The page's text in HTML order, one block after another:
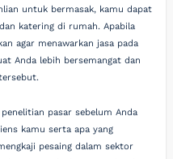
untuk bermasak, kamu dapat
katering di rumah. Apabila
agar menawarkan jasa pada
Anda lebih bersemangat dan
pasar sebelum Anda
kamu serta apa yang
pesaing dalam sektor